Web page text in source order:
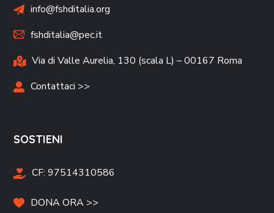
info@fshditalia.org
fshditalia@pec.it
Via di Valle Aurelia, 130 (scala L) – 00167 Roma
Contattaci >>
SOSTIENI
CF:97514310586
DONA ORA >>